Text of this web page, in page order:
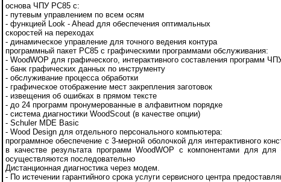
основа ЧПУ РС85 с:
- путевым управлением по всем осям
- функцией Look - Ahead для обеспечения оптимальных
скоростей на переходах
- динамическое управление для точного ведения контура
программный пакет РС85 с графическими программами обслуживания:
- WoodWOP для графического, интерактивного составления программ
- банк графических данных по инструменту
- обслуживание процесса обработки
- графическое отображение мест закрепления заготовок
- извещения об ошибках в прямом тексте
- до 24 программ пронумерованные в алфавитном порядке
- система диагностики WoodScout (в качестве опции)
- Schuler MDE Basic
- Wood Design для отдельного персонального компьютера:
программное обеспечение с 3-мерной оболочкой для интерактивного
в качестве результата программ WoodWOP с компонентами для для
осуществляются последовательно
Дистанционная диагностика через модем.
- По истечении гарантийного срока услуги сервисного центра